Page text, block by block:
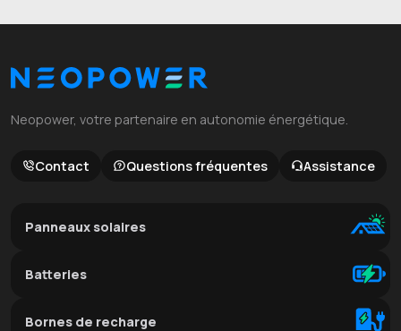
Neopower, votre partenaire en autonomie énergétique.
Contact Questions fréquentes Assistance
Panneaux solaires
Batteries
Bornes de recharge